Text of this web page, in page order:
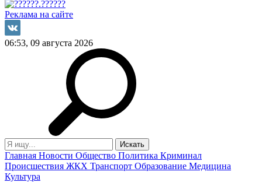
Реклама на сайте
06:53, 09 августа 2026
Главная Новости Общество Политика Криминал
Происшествия ЖКХ Транспорт Образование Медицина
Культура